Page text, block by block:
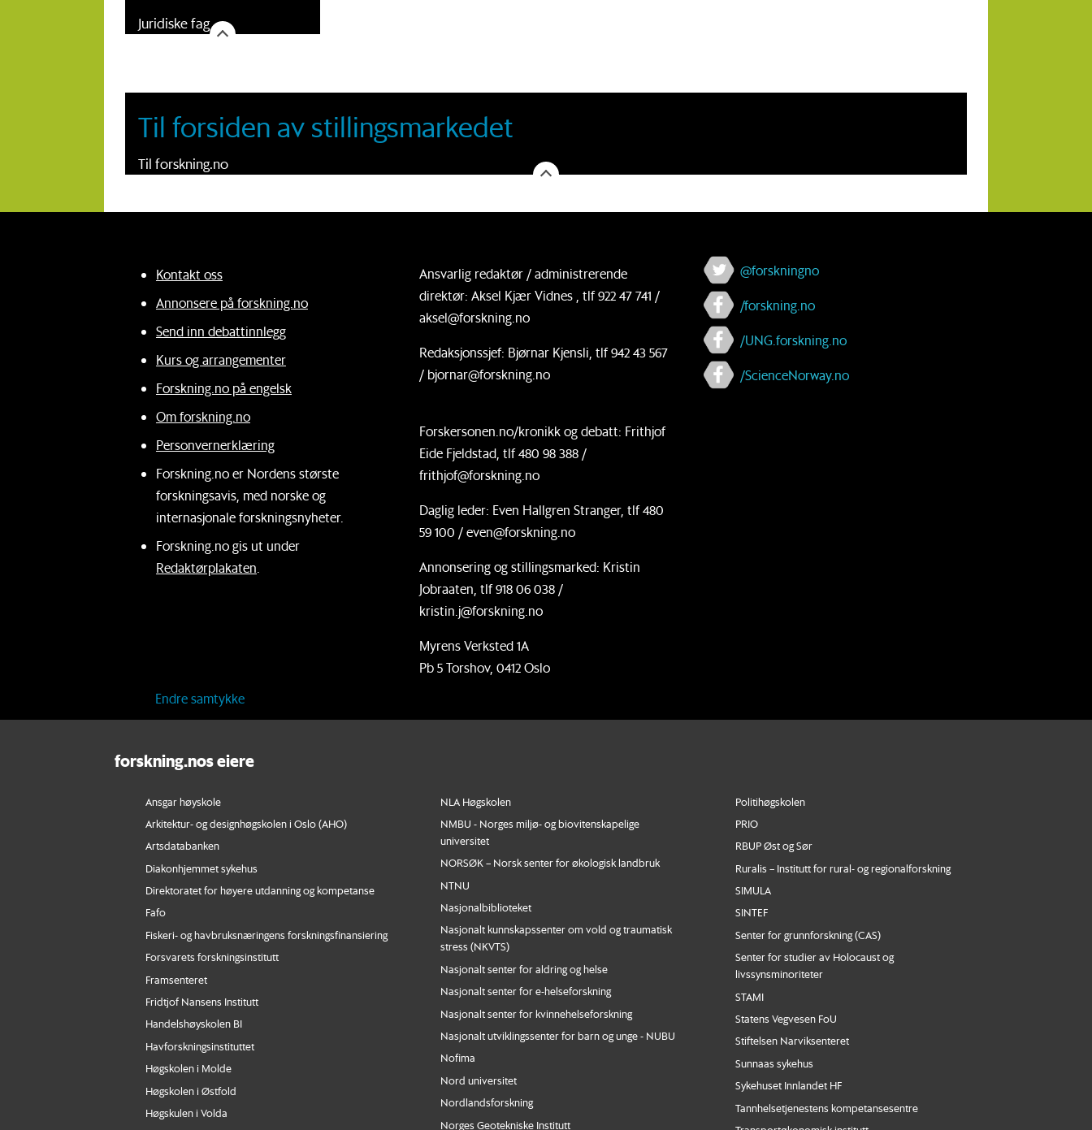
Juridiske fag
Til forsiden av stillingsmarkedet
Til forskning.no
Kontakt oss
Annonsere på forskning.no
Send inn debattinnlegg
Kurs og arrangementer
Forskning.no på engelsk
Om forskning.no
Personvernerklæring
Forskning.no er Nordens største
forskningsavis, med norske og
internasjonale forskningsnyheter.
Forskning.no gis ut under
Redaktørplakaten
Ansvarlig redaktør / administrerende
direktør: Aksel Kjær Vidnes , tlf 922 47 741 /
aksel@forskning.no
Redaksjonssjef: Bjørnar Kjensli, tlf 942 43 567
/ bjornar@forskning.no
Forskersonen.no/kronikk og debatt: Frithjof
Eide Fjeldstad, tlf 480 98 388 /
frithjof@forskning.no
Daglig leder: Even Hallgren Stranger, tlf 480
59 100 / even@forskning.no
Annonsering og stillingsmarked: Kristin
Jobraaten, tlf 918 06 038 /
kristin.j@forskning.no
Myrens Verksted 1A
Pb 5 Torshov, 0412 Oslo
@forskningno
/forskning.no
/UNG.forskning.no
/ScienceNorway.no
Endre samtykke
forskning.nos eiere
Ansgar høyskole
Arkitektur- og designhøgskolen i Oslo (AHO)
Artsdatabanken
Diakonhjemmet sykehus
Direktoratet for høyere utdanning og kompetanse
Fafo
Fiskeri- og havbruksnæringens forskningsfinansiering
Forsvarets forskningsinstitutt
Framsenteret
Fridtjof Nansens Institutt
Handelshøyskolen BI
Havforskningsinstituttet
Høgskolen i Molde
Høgskolen i Østfold
Høgskulen i Volda
NLA Høgskolen
NMBU - Norges miljø- og biovitenskapelige
universitet
NORSØK – Norsk senter for økologisk landbruk
NTNU
Nasjonalbiblioteket
Nasjonalt kunnskapssenter om vold og traumatisk
stress (NKVTS)
Nasjonalt senter for aldring og helse
Nasjonalt senter for e-helseforskning
Nasjonalt senter for kvinnehelseforskning
Nasjonalt utviklingssenter for barn og unge - NUBU
Nofima
Nord universitet
Nordlandsforskning
Norges Geotekniske Institutt
Politihøgskolen
PRIO
RBUP Øst og Sør
Ruralis – Institutt for rural- og regionalforskning
SIMULA
SINTEF
Senter for grunnforskning (CAS)
Senter for studier av Holocaust og
livssynsminoriteter
STAMI
Statens Vegvesen FoU
Stiftelsen Narviksenteret
Sunnaas sykehus
Sykehuset Innlandet HF
Tannhelsetjenestens kompetansesentre